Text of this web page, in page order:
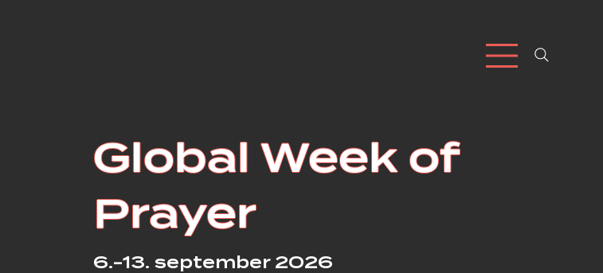
Global Week of
Prayer
6.-13. september 2026